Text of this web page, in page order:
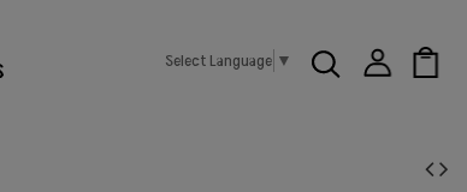
Select Language ▼